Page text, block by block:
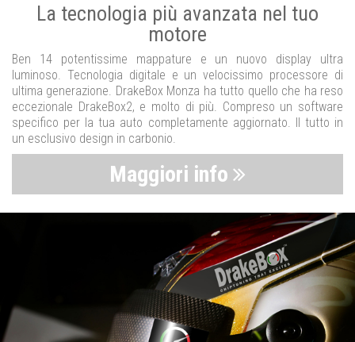
La tecnologia più avanzata nel tuo
motore
Ben 14 potentissime mappature e un nuovo display ultra
luminoso. Tecnologia digitale e un velocissimo processore di
ultima generazione. DrakeBox Monza ha tutto quello che ha reso
eccezionale DrakeBox2, e molto di più. Compreso un software
specifico per la tua auto completamente aggiornato. Il tutto in
un esclusivo design in carbonio.
Maggiori info